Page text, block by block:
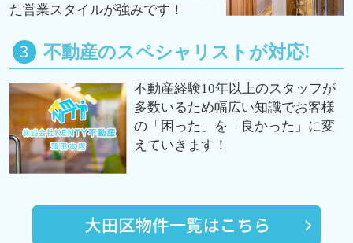
た営業スタイルが強みです！
不動産のスペシャリストが対応!
不動産経験10年以上のスタッフが
多数いるため幅広い知識でお客様
の「困った」を「良かった」に変
えていきます！